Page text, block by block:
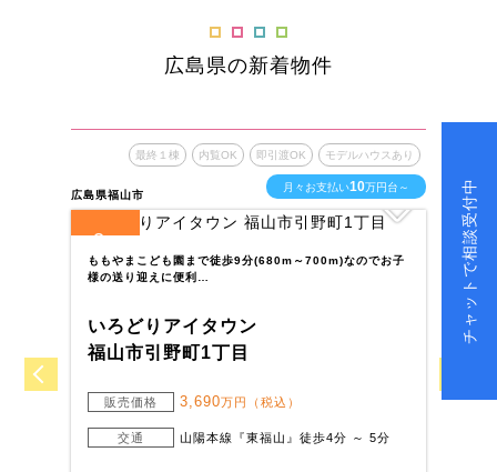
広島県の新着物件
広島県福山市
最終１棟 内覧OK 即引渡OK モデルハウスあり
月々お支払い10万円台～
3
ももやまこども園まで徒歩9分(680m～700m)なのでお子
様の送り迎えに便利…
いろどりアイタウン
福山市引野町1丁目
販売価格 3,690万円（税込）
交通 山陽本線『東福山』徒歩4分 ～ 5分
広島
全
チャットで相談受付中